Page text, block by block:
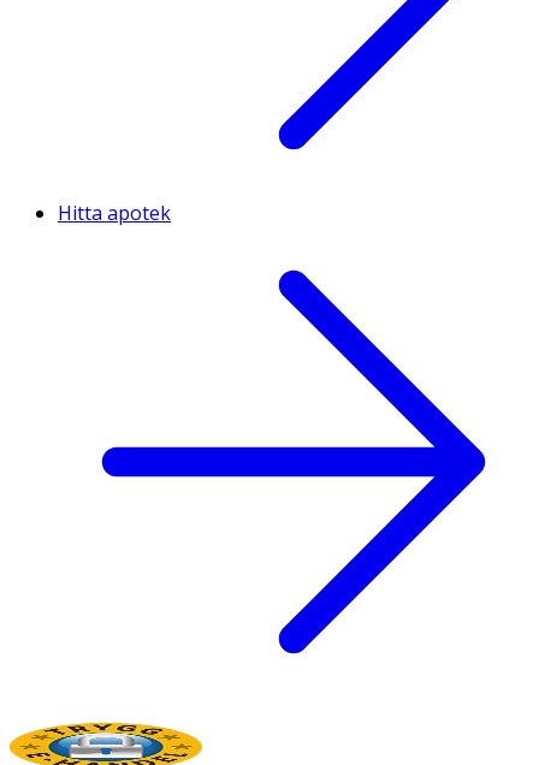
Hitta apotek